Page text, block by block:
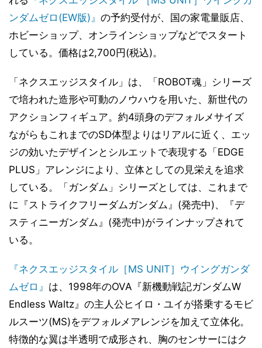
ンダムゼロ(EW版)』 の予約受付が、国の家電量販店、
ホビーショップ、オンラインショップなどでスタート
している。価格は2,700円(税込)。
「ネクスエッジスタイル」は、「ROBOT魂」シリーズ
で培われた造形や可動のノウハウを用いた、新世代の
アクションフィギュア。約4頭身のデフォルメサイズ
ながらもこれまでのSD体型よりはリアルに近く、エッ
ジの効いたデザインとシルエットで表現する「EDGE
PLUS」アレンジにより、立体としての見栄えを追求
している。「ガンダム」シリーズとしては、これまで
に『ストライクフリーダムガンダム』(発売中)、『デ
スティニーガンダム』(発売中)がラインナップされて
いる。
『ネクスエッジスタイル［MS UNIT］ウイングガンダ
ムゼロ』 は、1998年のOVA『新機動戦記ガンダムW
Endless Waltz』の主人公ヒイロ・ユイが搭乗するモビ
ルスーツ(MS)をデフォルメアレンジを加えて立体化。
特徴的な翼は半透明で成形され、胸のセンサーにはク